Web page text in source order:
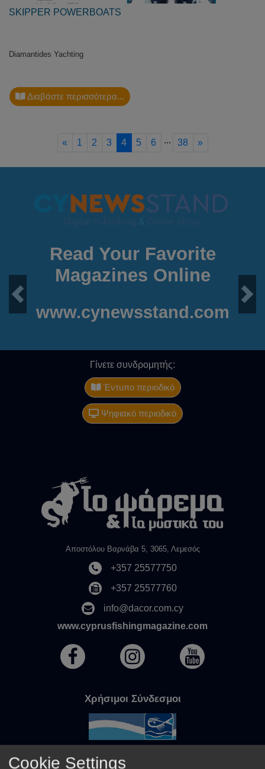
SKIPPER POWERBOATS
Diamantides Yachting
Διαβάστε περισσότερα...
« Previous
1 2 3 4 5 6 ... 38 »Next
Read Your Favorite
Magazines Online
Next
www.cynewsstand.com
Γίνετε συνδρομητής:
Έντυπο περιοδικό
Ψηφιακό περιοδικό
Αποστόλου Βαρνάβα 5, 3065, Λεμεσός
+357 25577750
+357 25577760
info@dacor.com.cy
www.cyprusfishingmagazine.com
Χρήσιμοι Σύνδεσμοι
Cookie Settings